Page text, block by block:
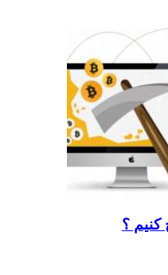
کنیم ؟